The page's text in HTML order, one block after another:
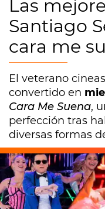
Las
Santiago
cara me
El veterano
convertido en
Cara Me Suena,
perfección tras
diversas formas